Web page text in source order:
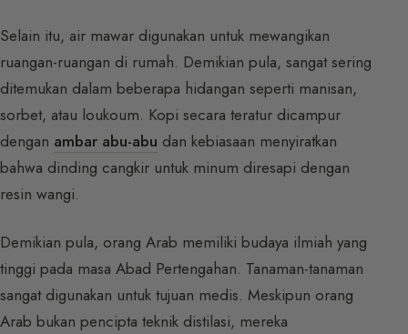
Selain itu, air mawar digunakan untuk mewangikan
ruangan-ruangan di rumah. Demikian pula, sangat sering
ditemukan dalam beberapa hidangan seperti manisan,
sorbet, atau loukoum. Kopi secara teratur dicampur
dengan ambar abu-abu dan kebiasaan menyiratkan
bahwa dinding cangkir untuk minum diresapi dengan
resin wangi.
Demikian pula, orang Arab memiliki budaya ilmiah yang
tinggi pada masa Abad Pertengahan. Tanaman-tanaman
sangat digunakan untuk tujuan medis. Meskipun orang
Arab bukan pencipta teknik distilasi, mereka